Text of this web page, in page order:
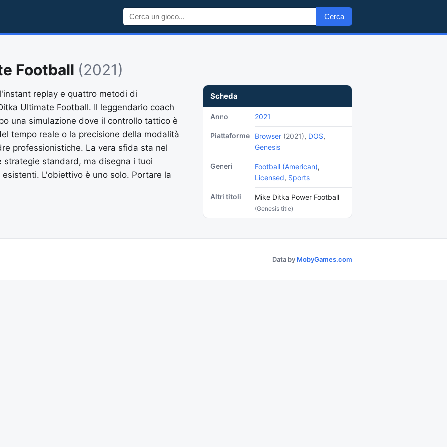
Cerca
Football (2021)
Scheda
Anno 2021
Piattaforme Browser (2021), DOS,
Genesis
Generi Football (American),
Licensed, Sports
Altri titoli Mike Ditka Power Football
(Genesis title)
replay e quattro metodi di
Ultimate Football. Il leggendario coach
una simulazione dove il controllo tattico è
tempo reale o la precisione della modalità
professionistiche. La vera sfida sta nel
strategie standard, ma disegna i tuoi
L'obiettivo è uno solo. Portare la
Data by MobyGames.com